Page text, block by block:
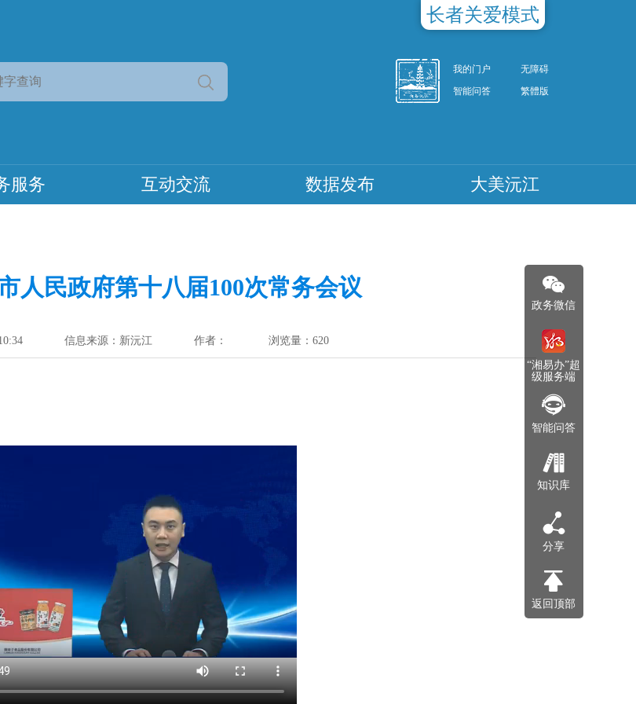
我的门户
无障碍
智能问答
繁體版
服务 互动交流 数据发布 大美沅江
人民政府第十八届100次常务会议
信息来源：新沅江 作者： 浏览量： 620
长者关爱模式
政务微信
“湘易办”超
级服务端
智能问答
知识库
分享
返回顶部